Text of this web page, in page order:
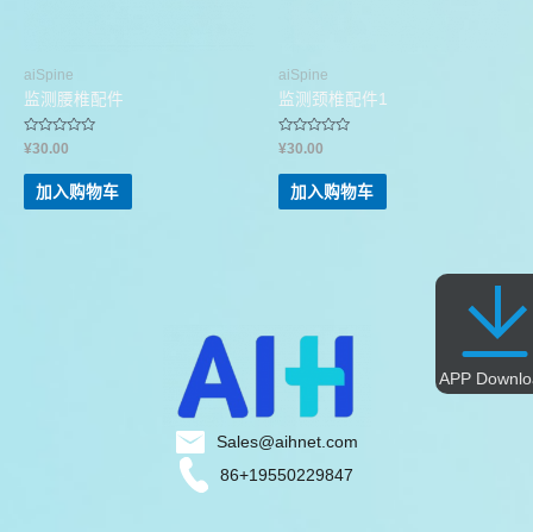
aiSpine
监测腰椎配件
评
分
0
&sol;
¥30.00
加入购物车
aiSpine
监测颈椎配件1
评
分
0
&sol;
¥30.00
加入购物车
Sales@aihnet.com
86+19550229847
APP